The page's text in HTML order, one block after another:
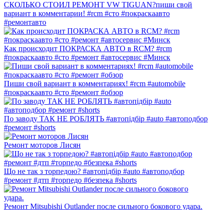
СКОЛЬКО СТОИЛ РЕМОНТ VW TIGUAN?пиши свой
вариант в комментарии! #rcm #сто #покраскаавто
#ремонтавто
Как происходит ПОКРАСКА АВТО в RCM? #rcm
#покраскаавто #сто #ремонт #автосервис #Минск
Пиши свой вариант в комментариях! #rcm #automobile
#покраскаавто #сто #ремонт #обзор
По заводу ТАК НЕ РОБЛЯТЬ #автопідбір #auto #автоподбор
#ремонт #shorts
Ремонт моторов Лисян
Що не так з торпедою? #автопідбір #auto #автоподбор
#ремонт #дтп #торпедо #безпека #shorts
Ремонт Mitsubishi Outlander после сильного бокового удара.